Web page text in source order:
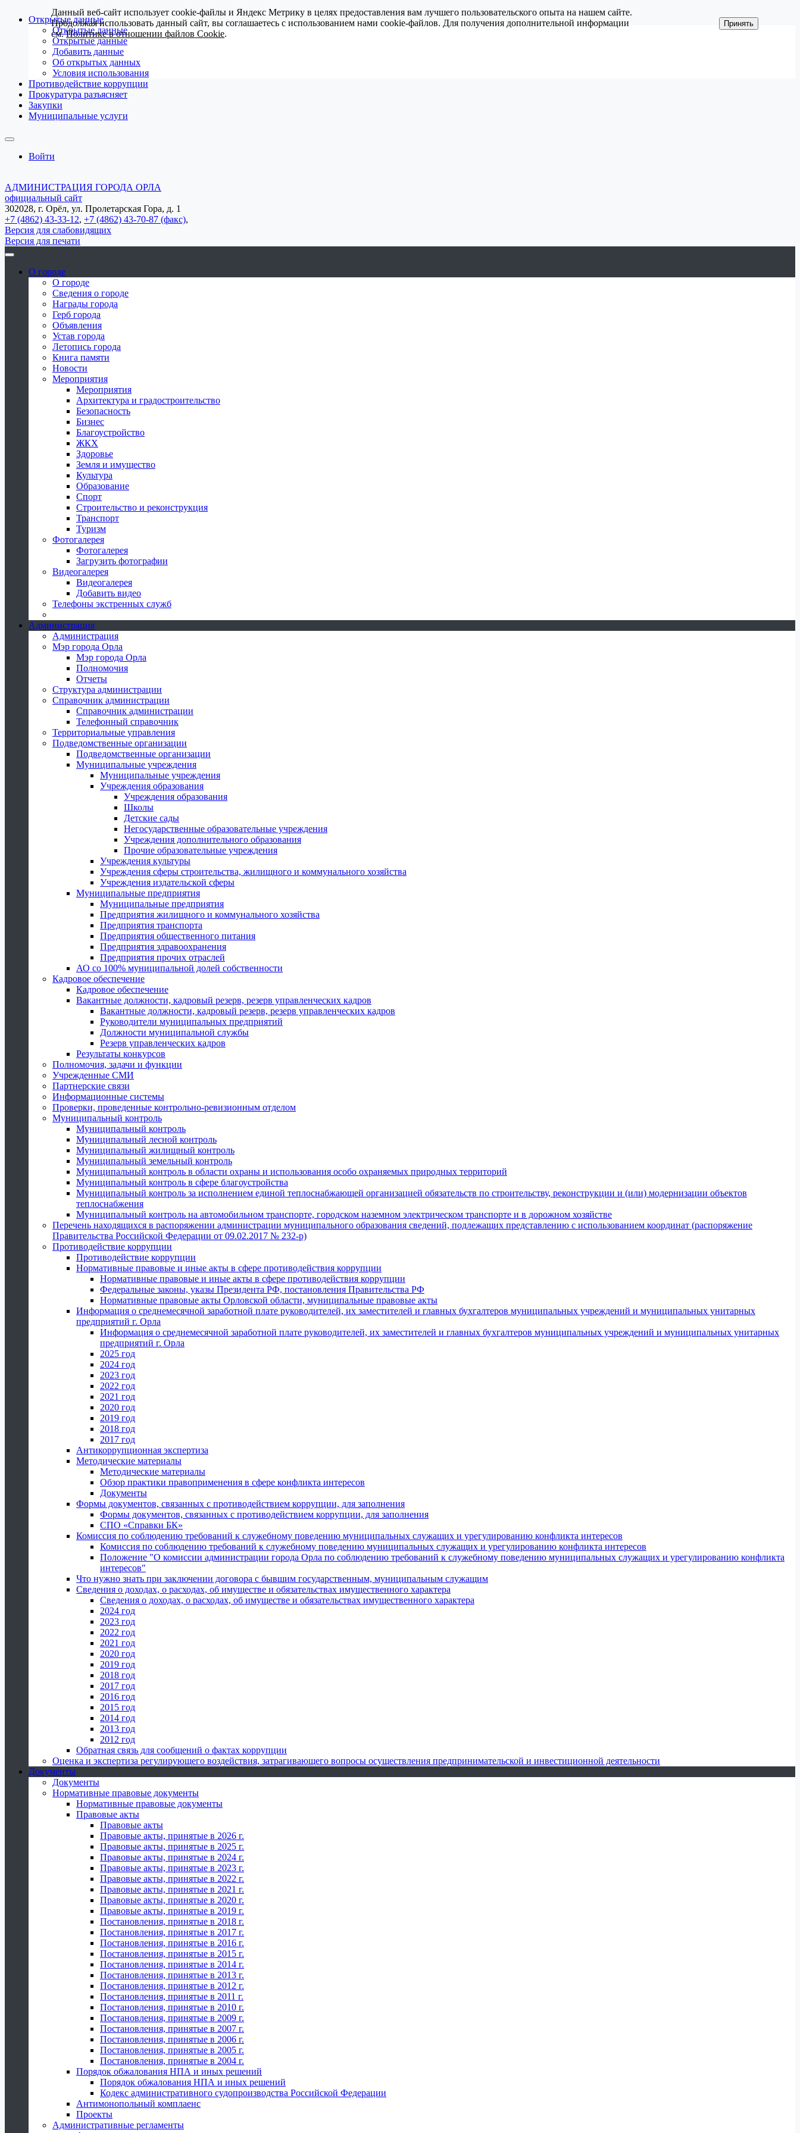
Открытые данные
Открытые данные
Открытые данные
Добавить данные
Об открытых данных
Условия использования
Противодействие коррупции
Прокуратура разъясняет
Закупки
Муниципальные услуги
Войти
АДМИНИСТРАЦИЯ ГОРОДА ОРЛА
официальный сайт
302028, г. Орёл, ул. Пролетарская Гора, д. 1
+7 (4862) 43-33-12, +7 (4862) 43-70-87 (факс),
Версия для слабовидящих
Версия для печати
О городе
О городе
Сведения о городе
Награды города
Герб города
Объявления
Устав города
Летопись города
Книга памяти
Новости
Мероприятия
Мероприятия
Архитектура и градостроительство
Безопасность
Бизнес
Благоустройство
ЖКХ
Здоровье
Земля и имущество
Культура
Образование
Спорт
Строительство и реконструкция
Транспорт
Туризм
Фотогалерея
Фотогалерея
Загрузить фотографии
Видеогалерея
Видеогалерея
Добавить видео
Телефоны экстренных служб
Администрация
Администрация
Мэр города Орла
Мэр города Орла
Полномочия
Отчеты
Структура администрации
Справочник администрации
Справочник администрации
Телефонный справочник
Территориальные управления
Подведомственные организации
Подведомственные организации
Муниципальные учреждения
Муниципальные учреждения
Учреждения образования
Учреждения образования
Школы
Детские сады
Негосударственные образовательные учреждения
Учреждения дополнительного образования
Прочие образовательные учреждения
Учреждения культуры
Учреждения сферы строительства, жилищного и коммунального хозяйства
Учреждения издательской сферы
Муниципальные предприятия
Муниципальные предприятия
Предприятия жилищного и коммунального хозяйства
Предприятия транспорта
Предприятия общественного питания
Предприятия здравоохранения
Предприятия прочих отраслей
АО со 100% муниципальной долей собственности
Кадровое обеспечение
Кадровое обеспечение
Вакантные должности, кадровый резерв, резерв управленческих кадров
Вакантные должности, кадровый резерв, резерв управленческих кадров
Руководители муниципальных предприятий
Должности муниципальной службы
Резерв управленческих кадров
Результаты конкурсов
Полномочия, задачи и функции
Учрежденные СМИ
Партнерские связи
Информационные системы
Проверки, проведенные контрольно-ревизионным отделом
Муниципальный контроль
Муниципальный контроль
Муниципальный лесной контроль
Муниципальный жилищный контроль
Муниципальный земельный контроль
Муниципальный контроль в области охраны и использования особо охраняемых природных территорий
Муниципальный контроль в сфере благоустройства
Муниципальный контроль за исполнением единой теплоснабжающей организацией обязательств по строительству, реконструкции и (или) модернизации объектов
теплоснабжения
Муниципальный контроль на автомобильном транспорте, городском наземном электрическом транспорте и в дорожном хозяйстве
Перечень находящихся в распоряжении администрации муниципального образования сведений, подлежащих представлению с использованием координат (распоряжение
Правительства Российской Федерации от 09.02.2017 № 232-р)
Противодействие коррупции
Противодействие коррупции
Нормативные правовые и иные акты в сфере противодействия коррупции
Нормативные правовые и иные акты в сфере противодействия коррупции
Федеральные законы, указы Президента РФ, постановления Правительства РФ
Нормативные правовые акты Орловской области, муниципальные правовые акты
Информация о среднемесячной заработной плате руководителей, их заместителей и главных бухгалтеров муниципальных учреждений и муниципальных унитарных
предприятий г. Орла
Информация о среднемесячной заработной плате руководителей, их заместителей и главных бухгалтеров муниципальных учреждений и муниципальных унитарных
предприятий г. Орла
2025 год
2024 год
2023 год
2022 год
2021 год
2020 год
2019 год
2018 год
2017 год
Антикоррупционная экспертиза
Методические материалы
Методические материалы
Обзор практики правоприменения в сфере конфликта интересов
Документы
Формы документов, связанных с противодействием коррупции, для заполнения
Формы документов, связанных с противодействием коррупции, для заполнения
СПО «Справки БК»
Комиссия по соблюдению требований к служебному поведению муниципальных служащих и урегулированию конфликта интересов
Комиссия по соблюдению требований к служебному поведению муниципальных служащих и урегулированию конфликта интересов
Положение "О комиссии администрации города Орла по соблюдению требований к служебному поведению муниципальных служащих и урегулированию конфликта
интересов"
Что нужно знать при заключении договора с бывшим государственным, муниципальным служащим
Сведения о доходах, о расходах, об имуществе и обязательствах имущественного характера
Сведения о доходах, о расходах, об имуществе и обязательствах имущественного характера
2024 год
2023 год
2022 год
2021 год
2020 год
2019 год
2018 год
2017 год
2016 год
2015 год
2014 год
2013 год
2012 год
Обратная связь для сообщений о фактах коррупции
Оценка и экспертиза регулирующего воздействия, затрагивающего вопросы осуществления предпринимательской и инвестиционной деятельности
Документы
Документы
Нормативные правовые документы
Нормативные правовые документы
Правовые акты
Правовые акты
Правовые акты, принятые в 2026 г.
Правовые акты, принятые в 2025 г.
Правовые акты, принятые в 2024 г.
Правовые акты, принятые в 2023 г.
Правовые акты, принятые в 2022 г.
Правовые акты, принятые в 2021 г.
Правовые акты, принятые в 2020 г.
Правовые акты, принятые в 2019 г.
Постановления, принятые в 2018 г.
Постановления, принятые в 2017 г.
Постановления, принятые в 2016 г.
Постановления, принятые в 2015 г.
Постановления, принятые в 2014 г.
Постановления, принятые в 2013 г.
Постановления, принятые в 2012 г.
Постановления, принятые в 2011 г.
Постановления, принятые в 2010 г.
Постановления, принятые в 2009 г.
Постановления, принятые в 2007 г.
Постановления, принятые в 2006 г.
Постановления, принятые в 2005 г.
Постановления, принятые в 2004 г.
Порядок обжалования НПА и иных решений
Порядок обжалования НПА и иных решений
Кодекс административного судопроизводства Российской Федерации
Антимонопольный комплаенс
Проекты
Административные регламенты
Данный веб-сайт использует cookie-файлы и Яндекс Метрику в целях предоставления вам лучшего пользовательского опыта на нашем сайте.
Продолжая использовать данный сайт, вы соглашаетесь с использованием нами cookie-файлов. Для получения дополнительной информации
см.Политике в отношении файлов Cookie.
Принять